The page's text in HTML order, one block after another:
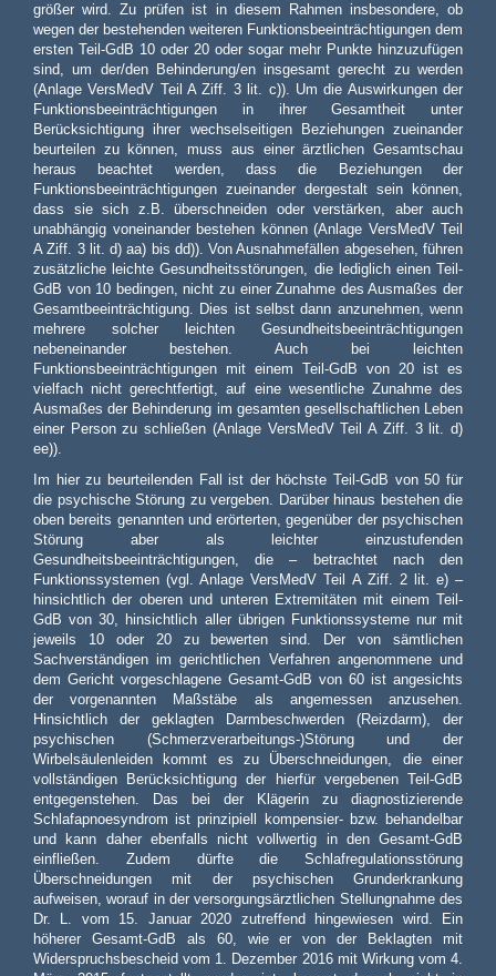
größer wird. Zu prüfen ist in diesem Rahmen insbesondere, ob
wegen der bestehenden weiteren Funktionsbeeinträchtigungen dem
ersten Teil-GdB 10 oder 20 oder sogar mehr Punkte hinzuzufügen
sind, um der/den Behinderung/en insgesamt gerecht zu werden
(Anlage VersMedV Teil A Ziff. 3 lit. c)). Um die Auswirkungen der
Funktionsbeeinträchtigungen in ihrer Gesamtheit unter
Berücksichtigung ihrer wechselseitigen Beziehungen zueinander
beurteilen zu können, muss aus einer ärztlichen Gesamtschau
heraus beachtet werden, dass die Beziehungen der
Funktionsbeeinträchtigungen zueinander dergestalt sein können,
dass sie sich z.B. überschneiden oder verstärken, aber auch
unabhängig voneinander bestehen können (Anlage VersMedV Teil
A Ziff. 3 lit. d) aa) bis dd)). Von Ausnahmefällen abgesehen, führen
zusätzliche leichte Gesundheitsstörungen, die lediglich einen Teil-
GdB von 10 bedingen, nicht zu einer Zunahme des Ausmaßes der
Gesamtbeeinträchtigung. Dies ist selbst dann anzunehmen, wenn
mehrere solcher leichten Gesundheitsbeeinträchtigungen
nebeneinander bestehen. Auch bei leichten
Funktionsbeeinträchtigungen mit einem Teil-GdB von 20 ist es
vielfach nicht gerechtfertigt, auf eine wesentliche Zunahme des
Ausmaßes der Behinderung im gesamten gesellschaftlichen Leben
einer Person zu schließen (Anlage VersMedV Teil A Ziff. 3 lit. d)
ee)).
Im hier zu beurteilenden Fall ist der höchste Teil-GdB von 50 für
die psychische Störung zu vergeben. Darüber hinaus bestehen die
oben bereits genannten und erörterten, gegenüber der psychischen
Störung aber als leichter einzustufenden
Gesundheitsbeeinträchtigungen, die – betrachtet nach den
Funktionssystemen (vgl. Anlage VersMedV Teil A Ziff. 2 lit. e) –
hinsichtlich der oberen und unteren Extremitäten mit einem Teil-
GdB von 30, hinsichtlich aller übrigen Funktionssysteme nur mit
jeweils 10 oder 20 zu bewerten sind. Der von sämtlichen
Sachverständigen im gerichtlichen Verfahren angenommene und
dem Gericht vorgeschlagene Gesamt-GdB von 60 ist angesichts
der vorgenannten Maßstäbe als angemessen anzusehen.
Hinsichtlich der geklagten Darmbeschwerden (Reizdarm), der
psychischen (Schmerzverarbeitungs-)Störung und der
Wirbelsäulenleiden kommt es zu Überschneidungen, die einer
vollständigen Berücksichtigung der hierfür vergebenen Teil-GdB
entgegenstehen. Das bei der Klägerin zu diagnostizierende
Schlafapnoesyndrom ist prinzipiell kompensier- bzw. behandelbar
und kann daher ebenfalls nicht vollwertig in den Gesamt-GdB
einfließen. Zudem dürfte die Schlafregulationsstörung
Überschneidungen mit der psychischen Grunderkrankung
aufweisen, worauf in der versorgungsärztlichen Stellungnahme des
Dr. L. vom 15. Januar 2020 zutreffend hingewiesen wird. Ein
höherer Gesamt-GdB als 60, wie er von der Beklagten mit
Widerspruchsbescheid vom 1. Dezember 2016 mit Wirkung vom 4.